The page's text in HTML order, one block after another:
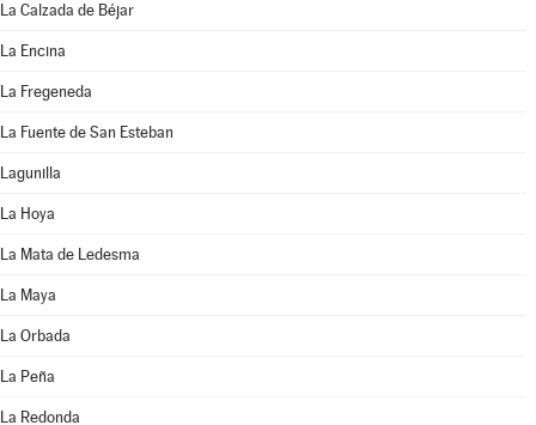
La Calzada de Béjar
La Encina
La Fregeneda
La Fuente de San Esteban
Lagunilla
La Hoya
La Mata de Ledesma
La Maya
La Orbada
La Peña
La Redonda